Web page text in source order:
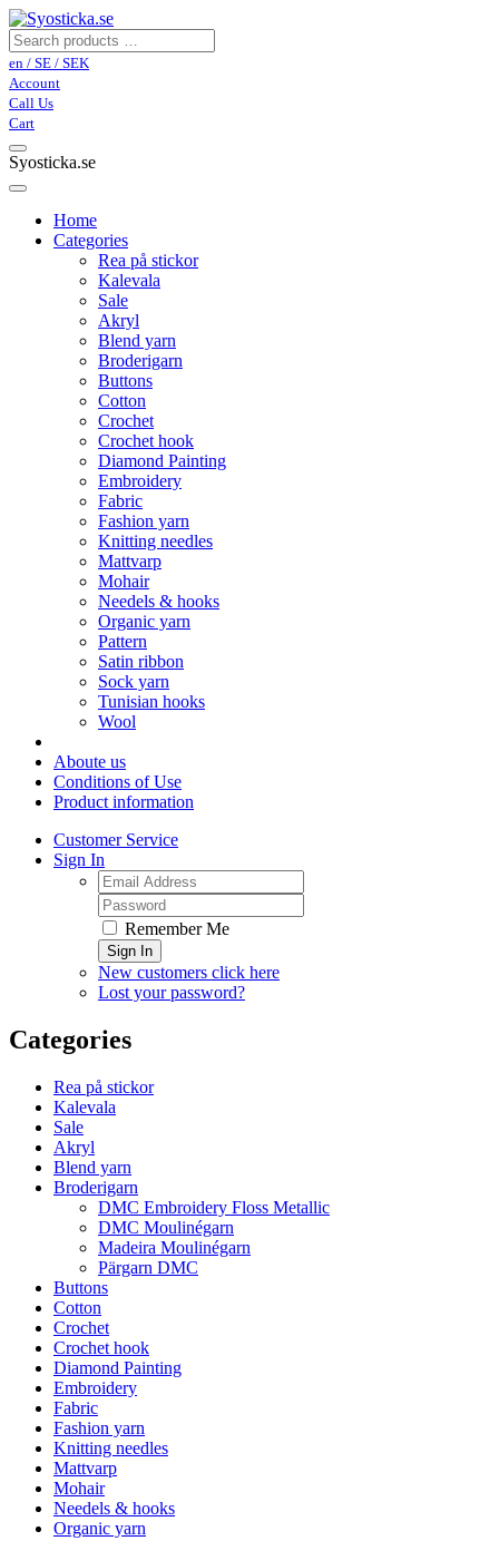
en / SE / SEK
Account
Call Us
Cart
Syosticka.se
Home
Categories
Rea på stickor
Kalevala
Sale
Akryl
Blend yarn
Broderigarn
Buttons
Cotton
Crochet
Crochet hook
Diamond Painting
Embroidery
Fabric
Fashion yarn
Knitting needles
Mattvarp
Mohair
Needels & hooks
Organic yarn
Pattern
Satin ribbon
Sock yarn
Tunisian hooks
Wool
Aboute us
Conditions of Use
Product information
Customer Service
Sign In
Remember Me
Sign In
New customers click here
Lost your password?
Categories
Rea på stickor
Kalevala
Sale
Akryl
Blend yarn
Broderigarn
DMC Embroidery Floss Metallic
DMC Moulinégarn
Madeira Moulinégarn
Pärgarn DMC
Buttons
Cotton
Crochet
Crochet hook
Diamond Painting
Embroidery
Fabric
Fashion yarn
Knitting needles
Mattvarp
Mohair
Needels & hooks
Organic yarn